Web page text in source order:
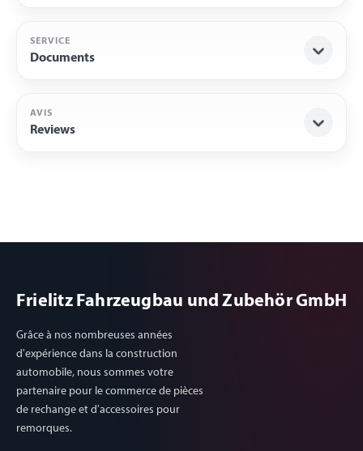
SERVICE
Documents
AVIS
Reviews
Frielitz Fahrzeugbau und Zubehör GmbH
Grâce à nos nombreuses années
d'expérience dans la construction
automobile, nous sommes votre
partenaire pour le commerce de pièces
de rechange et d'accessoires pour
remorques.